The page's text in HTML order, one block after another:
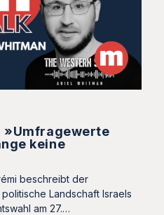
»Umfragewerte
keine
beschreibt der
Landschaft Israels
am 27.…